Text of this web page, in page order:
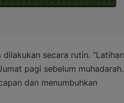
secara rutin. “Latihan
pagi sebelum muhadarah.
dan menumbuhkan